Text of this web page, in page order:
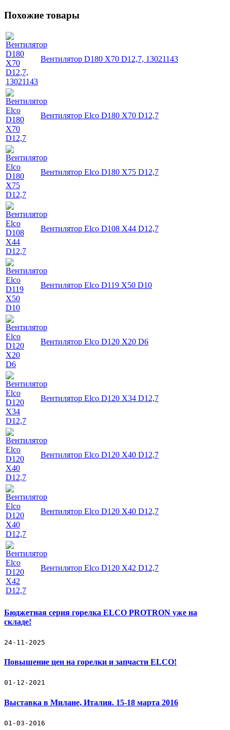
Похожие товары
Вентилятор D180 X70 D12,7, 13021143
Вентилятор Elco D180 X70 D12,7
Вентилятор Elco D180 X75 D12,7
Вентилятор Elco D108 X44 D12,7
Вентилятор Elco D119 X50 D10
Вентилятор Elco D120 X20 D6
Вентилятор Elco D120 X34 D12,7
Вентилятор Elco D120 X40 D12,7
Вентилятор Elco D120 X40 D12,7
Вентилятор Elco D120 X42 D12,7
Бюджетная серия горелка ELCO PROTRON уже на
складе!
24-11-2025
Повышение цен на горелки и запчасти ELCO!
01-12-2021
Выставка в Милане, Италия. 15-18 марта 2016
01-03-2016